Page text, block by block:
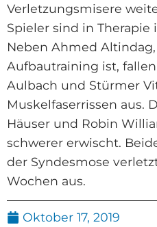
Verletzungsmisere
Spieler sind in Therapie
Neben Ahmed
Aufbautraining ist,
Aulbach und Stürmer
Muskelfaserrissen aus.
Häuser und Robin
schwerer erwischt.
der Syndesmose
Wochen aus.
Oktober 17, 2019